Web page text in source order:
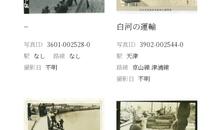
−
写真ID 3601-002528-0
駅 なし 路線 なし
撮影日
不明
白河の運輸
写真ID 3902-002544-0
駅 天津
路線 京山線 津浦線
撮影日 不明